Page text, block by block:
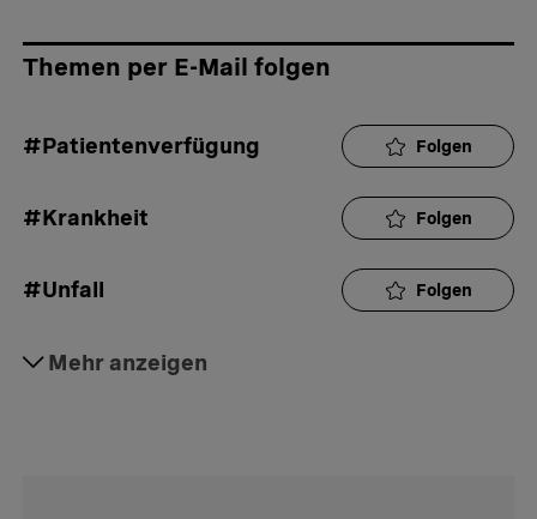
Themen per E-Mail folgen
#Patientenverfügung Folgen
#Krankheit Folgen
#Unfall Folgen
Mehr anzeigen
#Sterbehilfe